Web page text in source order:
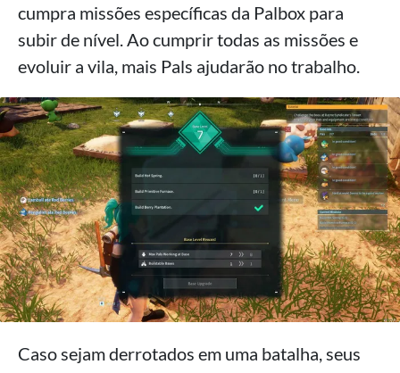
cumpra missões específicas da Palbox para
subir de nível. Ao cumprir todas as missões e
evoluir a vila, mais Pals ajudarão no trabalho.
Caso sejam derrotados em uma batalha, seus